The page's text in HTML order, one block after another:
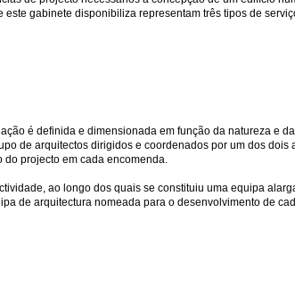
gabinete disponibiliza representam três tipos de
é definida e dimensionada em função da natureza e
de arquitectos dirigidos e coordenados por um dos dois
projecto em cada encomenda.
ao longo dos quais se constituiu uma equipa
de arquitectura nomeada para o desenvolvimento de